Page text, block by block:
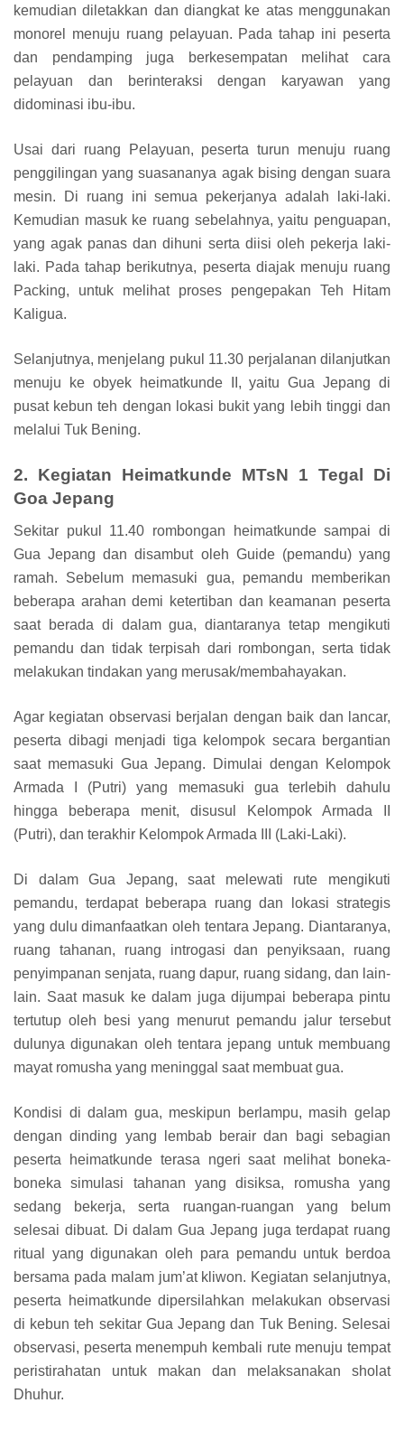
kemudian diletakkan dan diangkat ke atas menggunakan
monorel menuju ruang pelayuan. Pada tahap ini peserta
dan pendamping juga berkesempatan melihat cara
pelayuan dan berinteraksi dengan karyawan yang
didominasi ibu-ibu.
Usai dari ruang Pelayuan, peserta turun menuju ruang
penggilingan yang suasananya agak bising dengan suara
mesin. Di ruang ini semua pekerjanya adalah laki-laki.
Kemudian masuk ke ruang sebelahnya, yaitu penguapan,
yang agak panas dan dihuni serta diisi oleh pekerja laki-
laki. Pada tahap berikutnya, peserta diajak menuju ruang
Packing, untuk melihat proses pengepakan Teh Hitam
Kaligua.
Selanjutnya, menjelang pukul 11.30 perjalanan dilanjutkan
menuju ke obyek heimatkunde II, yaitu Gua Jepang di
pusat kebun teh dengan lokasi bukit yang lebih tinggi dan
melalui Tuk Bening.
2. Kegiatan Heimatkunde MTsN 1 Tegal Di
Goa Jepang
Sekitar pukul 11.40 rombongan heimatkunde sampai di
Gua Jepang dan disambut oleh Guide (pemandu) yang
ramah. Sebelum memasuki gua, pemandu memberikan
beberapa arahan demi ketertiban dan keamanan peserta
saat berada di dalam gua, diantaranya tetap mengikuti
pemandu dan tidak terpisah dari rombongan, serta tidak
melakukan tindakan yang merusak/membahayakan.
Agar kegiatan observasi berjalan dengan baik dan lancar,
peserta dibagi menjadi tiga kelompok secara bergantian
saat memasuki Gua Jepang. Dimulai dengan Kelompok
Armada I (Putri) yang memasuki gua terlebih dahulu
hingga beberapa menit, disusul Kelompok Armada II
(Putri), dan terakhir Kelompok Armada III (Laki-Laki).
Di dalam Gua Jepang, saat melewati rute mengikuti
pemandu, terdapat beberapa ruang dan lokasi strategis
yang dulu dimanfaatkan oleh tentara Jepang. Diantaranya,
ruang tahanan, ruang introgasi dan penyiksaan, ruang
penyimpanan senjata, ruang dapur, ruang sidang, dan lain-
lain. Saat masuk ke dalam juga dijumpai beberapa pintu
tertutup oleh besi yang menurut pemandu jalur tersebut
dulunya digunakan oleh tentara jepang untuk membuang
mayat romusha yang meninggal saat membuat gua.
Kondisi di dalam gua, meskipun berlampu, masih gelap
dengan dinding yang lembab berair dan bagi sebagian
peserta heimatkunde terasa ngeri saat melihat boneka-
boneka simulasi tahanan yang disiksa, romusha yang
sedang bekerja, serta ruangan-ruangan yang belum
selesai dibuat. Di dalam Gua Jepang juga terdapat ruang
ritual yang digunakan oleh para pemandu untuk berdoa
bersama pada malam jum’at kliwon. Kegiatan selanjutnya,
peserta heimatkunde dipersilahkan melakukan observasi
di kebun teh sekitar Gua Jepang dan Tuk Bening. Selesai
observasi, peserta menempuh kembali rute menuju tempat
peristirahatan untuk makan dan melaksanakan sholat
Dhuhur.